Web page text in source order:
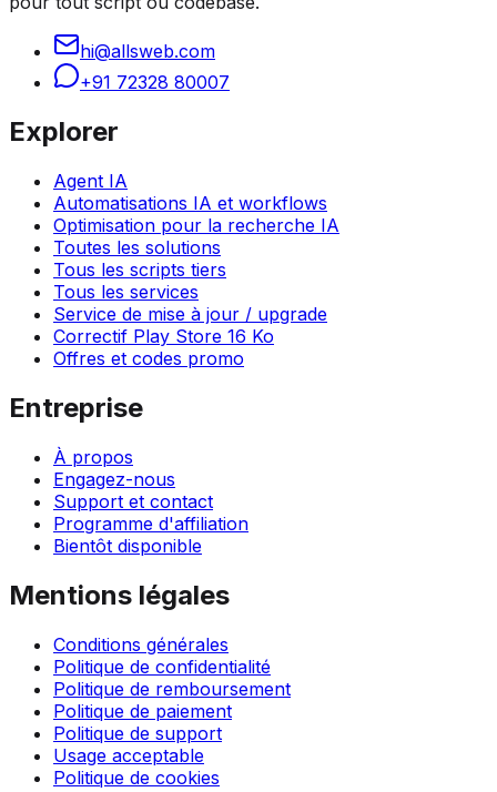
hi@allsweb.com
+91 72328 80007
Explorer
Agent IA
Automatisations IA et workflows
Optimisation pour la recherche IA
Toutes les solutions
Tous les scripts tiers
Tous les services
Service de mise à jour / upgrade
Correctif Play Store 16 Ko
Offres et codes promo
Entreprise
À propos
Engagez-nous
Support et contact
Programme d'affiliation
Bientôt disponible
Mentions légales
Conditions générales
Politique de confidentialité
Politique de remboursement
Politique de paiement
Politique de support
Usage acceptable
Politique de cookies